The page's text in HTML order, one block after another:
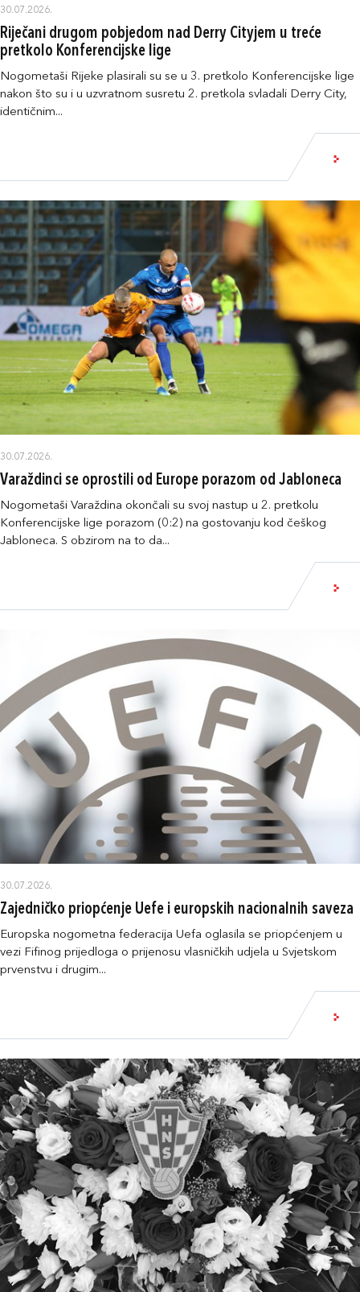
30.07.2026.
Riječani drugom pobjedom nad Derry Cityjem u treće
pretkolo Konferencijske lige
Nogometaši Rijeke plasirali su se u 3. pretkolo Konferencijske lige
nakon što su i u uzvratnom susretu 2. pretkola svladali Derry City,
identičnim...
30.07.2026.
Varaždinci se oprostili od Europe porazom od Jabloneca
Nogometaši Varaždina okončali su svoj nastup u 2. pretkolu
Konferencijske lige porazom (0:2) na gostovanju kod češkog
Jabloneca. S obzirom na to da...
30.07.2026.
Zajedničko priopćenje Uefe i europskih nacionalnih saveza
Europska nogometna federacija Uefa oglasila se priopćenjem u
vezi Fifinog prijedloga o prijenosu vlasničkih udjela u Svjetskom
prvenstvu i drugim...